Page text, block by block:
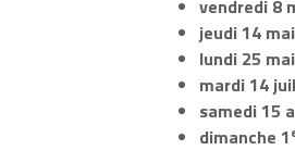
vendredi 8
jeudi 14
lundi 25
mardi 14
samedi 15
dimanche 1